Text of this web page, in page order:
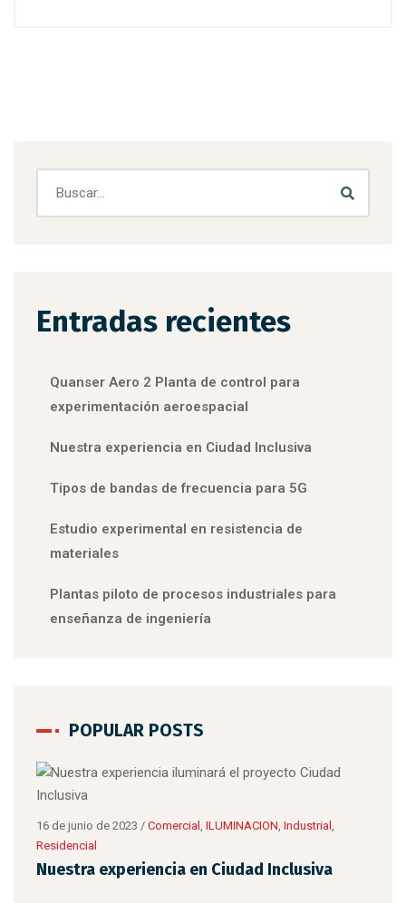
Entradas recientes
Quanser Aero 2 Planta de control para
experimentación aeroespacial
Nuestra experiencia en Ciudad Inclusiva
Tipos de bandas de frecuencia para 5G
Estudio experimental en resistencia de
materiales
Plantas piloto de procesos industriales para
enseñanza de ingeniería
POPULAR POSTS
16 de junio de 2023 / Comercial , ILUMINACION, Industrial ,
Residencial
Nuestra experiencia en Ciudad Inclusiva